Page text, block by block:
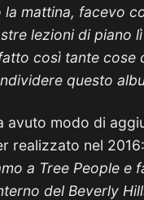
mattina, facevo
lezioni di piano
così tante
questo
avuto modo di
realizzato nel 2016:
a Tree People e
del Beverly